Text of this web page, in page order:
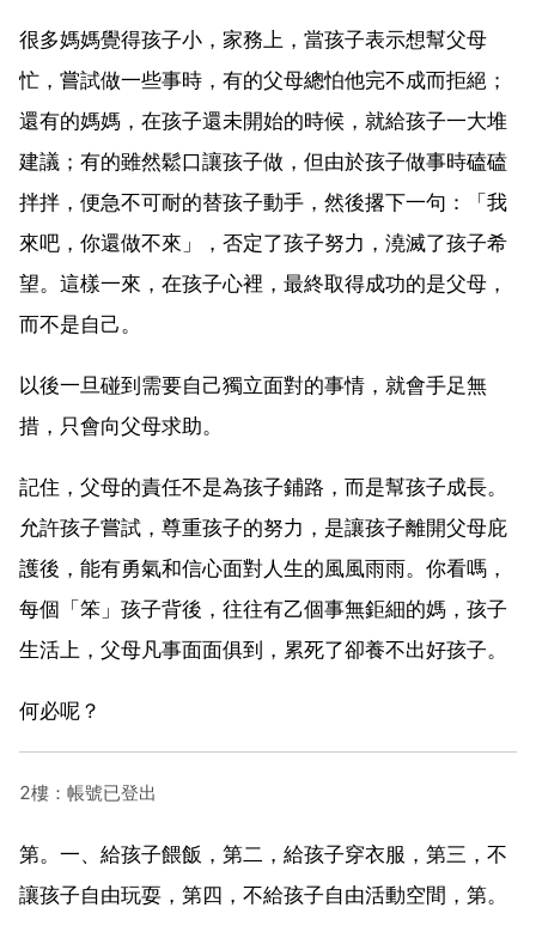
很多媽媽覺得孩子小，家務上，當孩子表示想幫父母
忙，嘗試做一些事時，有的父母總怕他完不成而拒絕；
還有的媽媽，在孩子還未開始的時候，就給孩子一大堆
建議；有的雖然鬆口讓孩子做，但由於孩子做事時磕磕
拌拌，便急不可耐的替孩子動手，然後撂下一句：「我
來吧，你還做不來」，否定了孩子努力，澆滅了孩子希
望。這樣一來，在孩子心裡，最終取得成功的是父母，
而不是自己。
以後一旦碰到需要自己獨立面對的事情，就會手足無
措，只會向父母求助。
記住，父母的責任不是為孩子鋪路，而是幫孩子成長。
允許孩子嘗試，尊重孩子的努力，是讓孩子離開父母庇
護後，能有勇氣和信心面對人生的風風雨雨。你看嗎，
每個「笨」孩子背後，往往有乙個事無鉅細的媽，孩子
生活上，父母凡事面面俱到，累死了卻養不出好孩子。
何必呢？
2樓：帳號已登出
第。一、給孩子餵飯，第二，給孩子穿衣服，第三，不
讓孩子自由玩耍，第四，不給孩子自由活動空間，第。